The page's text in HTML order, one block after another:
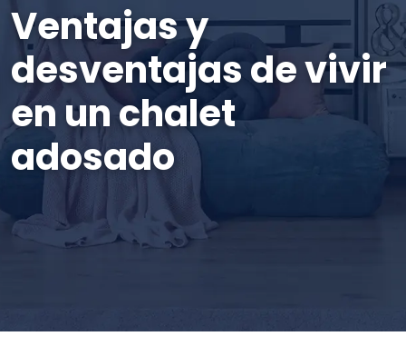
Ventajas y
desventajas de vivir
en un chalet
adosado